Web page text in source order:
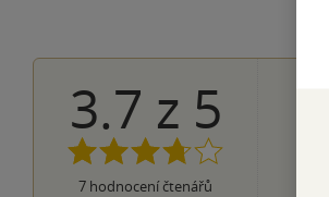
3.7 z 5
7 hodnocení čtenářů